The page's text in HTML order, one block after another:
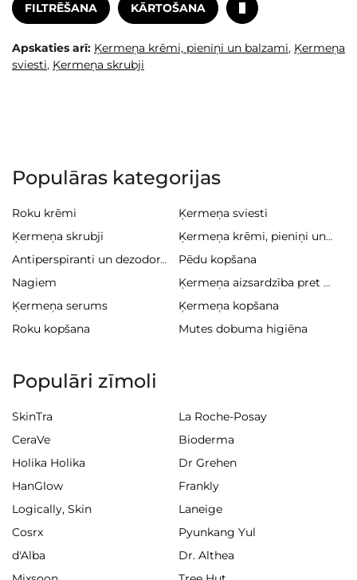
FILTRĒŠANA KĀRTOŠANA
Apskaties arī: Ķermeņa krēmi, pieniņi un balzami, Ķermeņa
sviesti, Ķermeņa skrubji
Populāras kategorijas
Roku krēmi
Ķermeņa sviesti
Ķermeņa skrubji
Ķermeņa krēmi, pieniņi un balzami
Antiperspiranti un dezodoranti
Pēdu kopšana
Nagiem
Ķermeņa aizsardzība pret sauli
Ķermeņa serums
Ķermeņa kopšana
Roku kopšana
Mutes dobuma higiēna
Populāri zīmoli
SkinTra
La Roche-Posay
CeraVe
Bioderma
Holika Holika
Dr Grehen
HanGlow
Frankly
Logically, Skin
Laneige
Cosrx
Pyunkang Yul
d'Alba
Dr. Althea